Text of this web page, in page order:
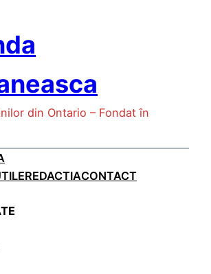
din Ontario – Fondat în
REDACTIACONTACT